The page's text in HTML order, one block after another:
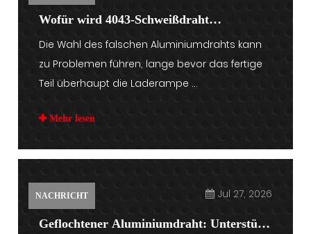
Wofür wird 4043-Schweißdraht
verwendet?
Die Wahl des falschen Aluminiumdrahts kann
zu Problemen führen, lange bevor das fertige
Teil überhaupt die Laderampe ...
Mehr lesen
NACHRICHT Jul 27, 2026
Geflochtener Aluminiumdraht: Unterstützt